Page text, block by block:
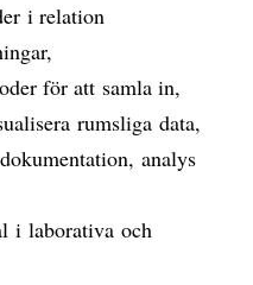
i relation
för att samla in,
rumsliga data,
analys
i laborativa och